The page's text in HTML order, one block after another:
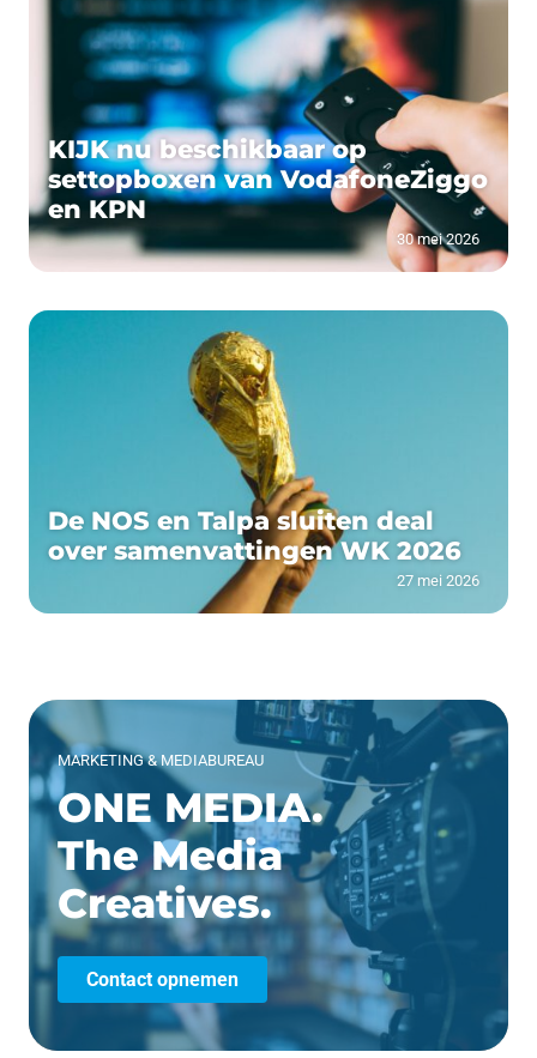
KIJK nu beschikbaar op
settopboxen van VodafoneZiggo
en KPN
30 mei 2026
De NOS en Talpa sluiten deal
over samenvattingen WK 2026
27 mei 2026
MARKETING & MEDIABUREAU
ONE MEDIA.
The Media
Creatives.
Contact opnemen